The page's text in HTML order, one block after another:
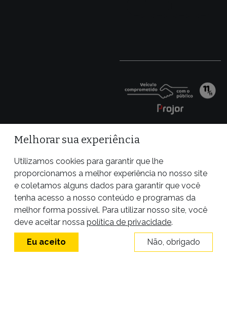
Site desenvolvido por
Melhorar sua experiência
Utilizamos cookies para garantir que lhe
proporcionamos a melhor experiência no nosso site
e coletamos alguns dados para garantir que você
tenha acesso a nosso conteúdo e programas da
melhor forma possível. Para utilizar nosso site, você
deve aceitar nossa política de privacidade.
Eu aceito Não, obrigado